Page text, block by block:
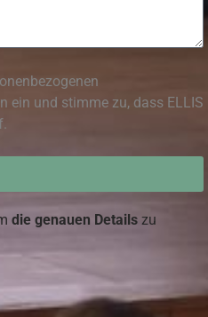
ein und stimme zu, dass ELLIS
die genauen Detailszu